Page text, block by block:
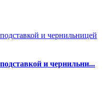
и чернильни...